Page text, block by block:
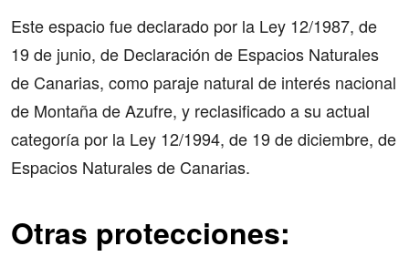
Este espacio fue declarado por la Ley 12/1987, de
19 de junio, de Declaración de Espacios Naturales
de Canarias, como paraje natural de interés nacional
de Montaña de Azufre, y reclasificado a su actual
categoría por la Ley 12/1994, de 19 de diciembre, de
Espacios Naturales de Canarias.
Otras protecciones: